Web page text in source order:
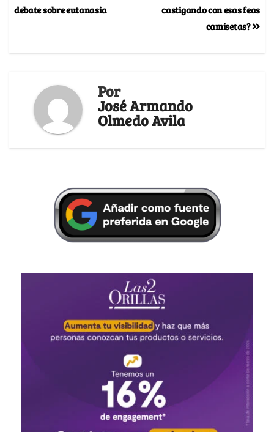
castigando con esas feas
camisetas?
debate sobre eutanasia
Por
José Armando
Olmedo Avila